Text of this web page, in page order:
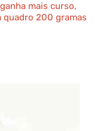
mais curso,
quadro 200 gramas